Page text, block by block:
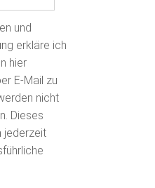
und
erkläre ich
hier
E-Mail zu
nicht
Dieses
jederzeit